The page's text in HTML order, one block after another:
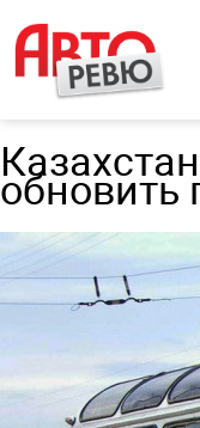
обновить